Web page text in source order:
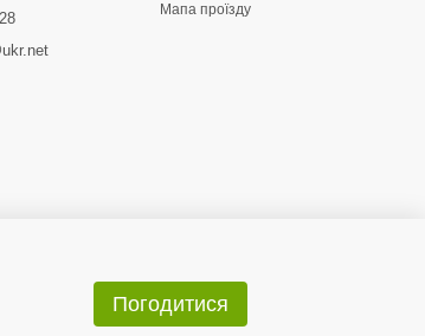
Мапа проїзду
Погодитися